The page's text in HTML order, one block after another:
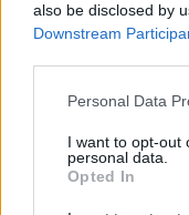
also be disclosed by
Downstream
Please note that this
not limited to your
grant or deny
use your data for
Personal Data
I want to opt-out
personal data.
Opted In
Pedig ott kell
nem szemlélés,
Ott kell legyen,
az nem is annak a